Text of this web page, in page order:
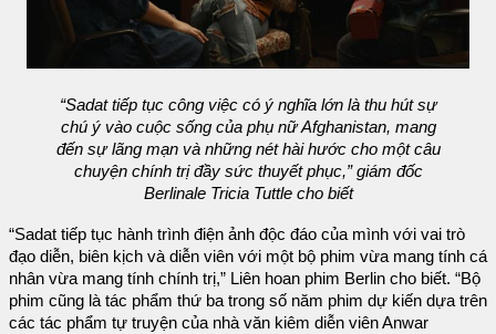
“Sadat tiếp tục công việc có ý nghĩa lớn là thu hút sự
chú ý vào cuộc sống của phụ nữ Afghanistan, mang
đến sự lãng mạn và những nét hài hước cho một câu
chuyện chính trị đầy sức thuyết phục,” giám đốc
Berlinale Tricia Tuttle cho biết
“Sadat tiếp tục hành trình điện ảnh độc đáo của mình với vai trò
đạo diễn, biên kịch và diễn viên với một bộ phim vừa mang tính cá
nhân vừa mang tính chính trị,” Liên hoan phim Berlin cho biết. “Bộ
phim cũng là tác phẩm thứ ba trong số năm phim dự kiến dựa trên
các tác phẩm tự truyện của nhà văn kiêm diễn viên Anwar